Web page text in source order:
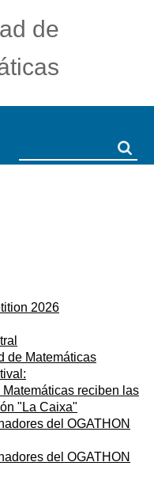
de
2026
de Matemáticas
reciben las
"La Caixa"
del OGATHON
del OGATHON